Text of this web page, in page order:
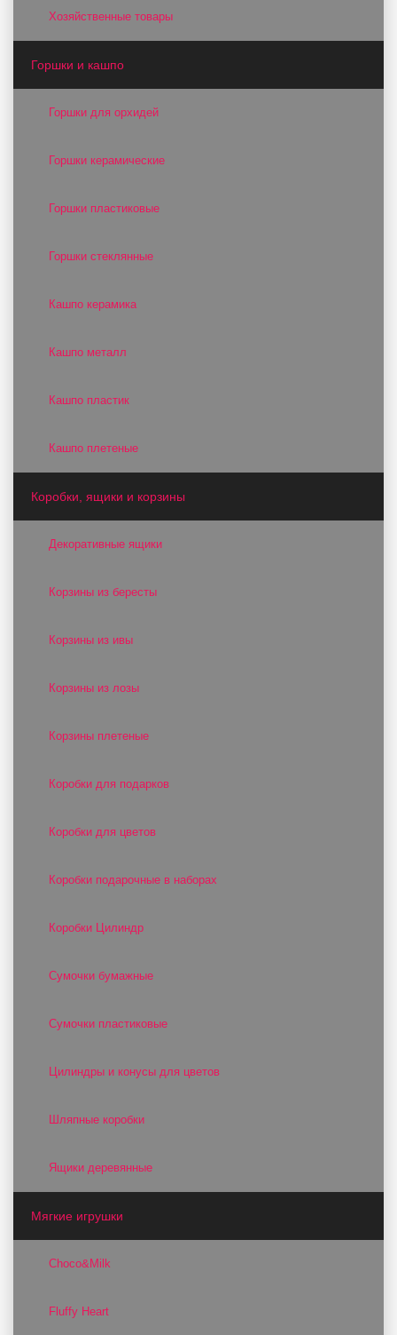
Хозяйственные товары
Горшки и кашпо
Горшки для орхидей
Горшки керамические
Горшки пластиковые
Горшки стеклянные
Кашпо керамика
Кашпо металл
Кашпо пластик
Кашпо плетеные
Коробки, ящики и корзины
Декоративные ящики
Корзины из бересты
Корзины из ивы
Корзины из лозы
Корзины плетеные
Коробки для подарков
Коробки для цветов
Коробки подарочные в наборах
Коробки Цилиндр
Сумочки бумажные
Сумочки пластиковые
Цилиндры и конусы для цветов
Шляпные коробки
Ящики деревянные
Мягкие игрушки
Choco&Milk
Fluffy Heart